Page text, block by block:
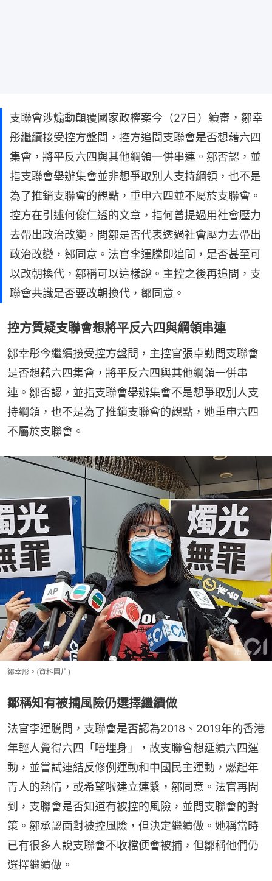
支聯會涉煽動顛覆國家政權案今（27日）續審，鄒幸
彤繼續接受控方盤問，控方追問支聯會是否想藉六四
集會，將平反六四與其他綱領一併串連。鄒否認，並
指支聯會舉辦集會並非想爭取別人支持綱領，也不是
為了推銷支聯會的觀點，重申六四並不屬於支聯會。
控方在引述何俊仁透的文章，指何曾提過用社會壓力
去帶出政治改變，問鄒是否代表透過社會壓力去帶出
政治改變，鄒同意。法官李運騰即追問，是否甚至可
以改朝換代，鄒稱可以這樣說。主控之後再追問，支
聯會共識是否要改朝換代，鄒同意。
控方質疑支聯會想將平反六四與綱領串連
鄒幸彤今繼續接受控方盤問，主控官張卓勤問支聯會
是否想藉六四集會，將平反六四與其他綱領一併串
連。鄒否認，並指支聯會舉辦集會不是想爭取別人支
持綱領，也不是為了推銷支聯會的觀點，她重申六四
不屬於支聯會。
鄒幸彤。(資料圖片)
鄒稱知有被捕風險仍選擇繼續做
法官李運騰問，支聯會是否認為2018、2019年的香港
年輕人覺得六四「唔埋身」，故支聯會想延續六四運
動，並嘗試連結反修例運動和中國民主運動，燃起年
青人的熱情，或希望啦建立連繫，鄒同意。法官再問
到，支聯會是否知道有被控的風險，並問支聯會的對
策。鄒承認面對被控風險，但決定繼續做。她稱當時
已有很多人說支聯會不收檔便會被捕，但鄒稱他們仍
選擇繼續做。